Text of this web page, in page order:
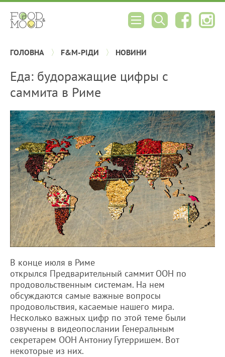
ГОЛОВНА F&M-РІДИ НОВИНИ
Еда: будоражащие цифры с
саммита в Риме
В конце июля в Риме
открылся Предварительный саммит ООН по
продовольственным системам. На нем
обсуждаются самые важные вопросы
продовольствия, касаемые нашего мира.
Несколько важных цифр по этой теме были
озвучены в видеопослании Генеральным
секретарем ООН Антониу Гутерришем. Вот
некоторые из них.